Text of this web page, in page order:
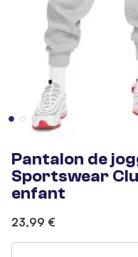
Pantalon de
Sportswear
enfant
23,99 €